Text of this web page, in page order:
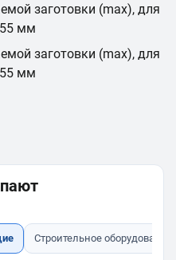
заготовки (max), для
мм
заготовки (max), для
мм
Строительное оборудование